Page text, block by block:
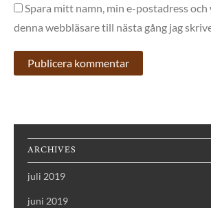
Spara mitt namn, min e-postadress
denna webbläsare till nästa gång jag
ARCHIVES
juli 2019
juni 2019